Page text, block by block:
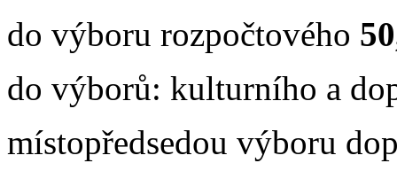
do výboru rozpočtového
do výborů: kulturního a
místopředsedou výboru